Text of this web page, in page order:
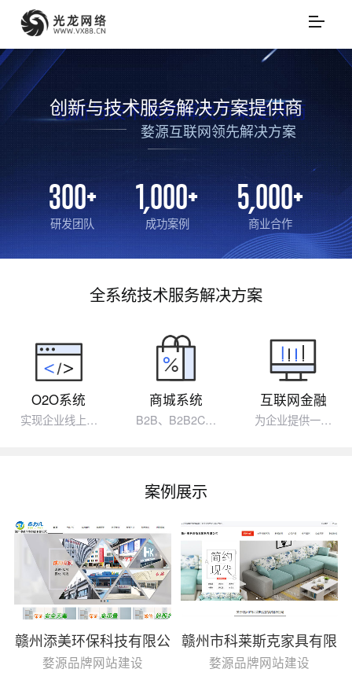
创新与技术服务解决方案提供商
婺源互联网领先解决方案
300+
研发团队
1,000+
成功案例
5,000+
商业合作
全系统技术服务解决方案
O2O系统
实现企业线上…
商城系统
B2B、B2B2C…
互联网金融
为企业提供一…
案例展示
赣州添美环保科技有限公
司
婺源品牌网站建设
赣州市科莱斯克家具有限
公司
婺源品牌网站建设